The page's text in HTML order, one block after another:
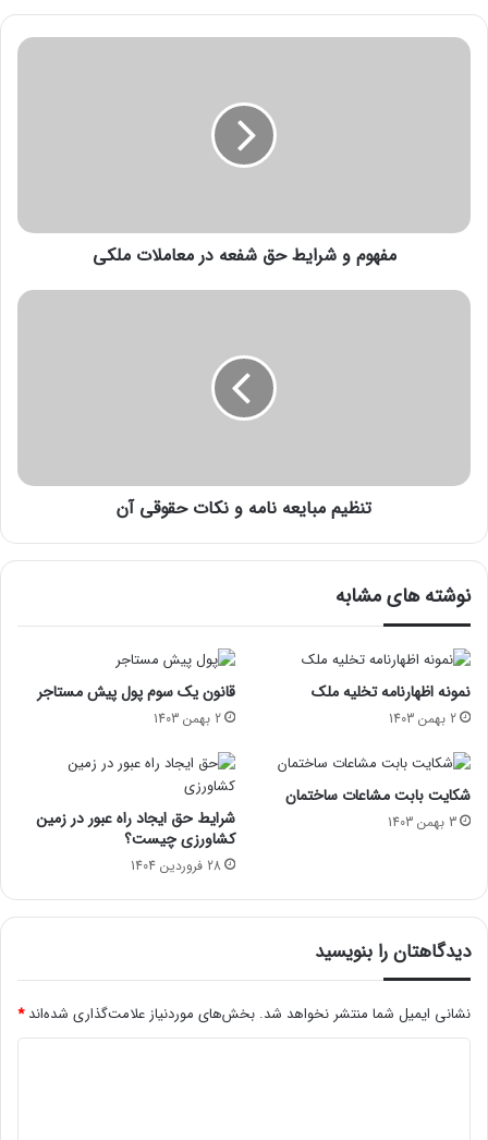
مفهوم و شرایط حق شفعه در معاملات ملکی
تنظیم مبایعه نامه و نکات حقوقی آن
نوشته های مشابه
نمونه اظهارنامه تخلیه ملک
2 بهمن 1403
قانون یک سوم پول پیش مستاجر
2 بهمن 1403
شکایت بابت مشاعات ساختمان
3 بهمن 1403
شرایط حق ایجاد راه عبور در زمین
کشاورزی چیست؟
28 فروردین 1404
دیدگاهتان را بنویسید
نشانی ایمیل شما منتشر نخواهد شد. بخش‌های موردنیاز علامت‌گذاری شده‌اند*